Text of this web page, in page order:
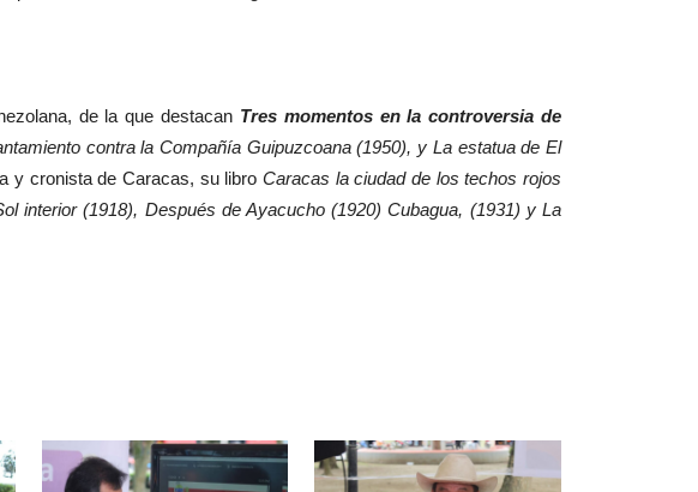
de la que destacan Tres momentos en la controversia de
contra la Compañía Guipuzcoana (1950), y La estatua de El
y cronista de Caracas, su libroCaracas la ciudad de los techos rojos
interior (1918), Después de Ayacucho (1920) Cubagua, (1931) y La